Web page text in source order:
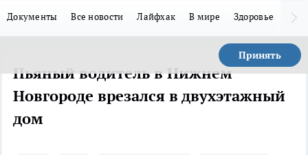
Документы Все новости Лайфхак В мире Здоровье
Принять
Пьяный водитель в Нижнем
Новгороде врезался в двухэтажный
дом